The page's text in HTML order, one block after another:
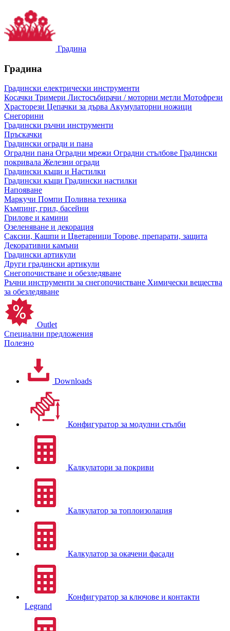
Градина
Градина
Градински електрически инструменти
Косачки Тримери Листосъбирачи / моторни метли Мотофрези
Храсторези Цепачки за дърва Акумулаторни ножици
Снегорини
Градински ръчни инструменти
Пръскачки
Градински огради и пана
Оградни пана Оградни мрежи Оградни стълбове Градински
покривала Железни огради
Градински къщи и Настилки
Градински къщи Градински настилки
Напояване
Маркучи Помпи Поливна техника
Къмпинг, грил, басейни
Грилове и камини
Озеленяване и декорация
Саксии, Кашпи и Цветарници Торове, препарати, защита
Декоративни камъни
Градински артикули
Други градински артикули
Снегопочистване и обезледяване
Ръчни инструменти за снегопочистване Химически вещества
за обезледяване
Outlet
Специални предложения
Полезно
Downloads
Конфигуратор за модулни стълби
Калкулатори за покриви
Калкулатор за топлоизолация
Калкулатор за окачени фасади
Конфигуратор за ключове и контакти
Legrand